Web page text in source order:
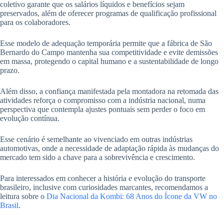
coletivo garante que os salários líquidos e benefícios sejam
preservados, além de oferecer programas de qualificação profissional
para os colaboradores.
Esse modelo de adequação temporária permite que a fábrica de São
Bernardo do Campo mantenha sua competitividade e evite demissões
em massa, protegendo o capital humano e a sustentabilidade de longo
prazo.
Além disso, a confiança manifestada pela montadora na retomada das
atividades reforça o compromisso com a indústria nacional, numa
perspectiva que contempla ajustes pontuais sem perder o foco em
evolução contínua.
Esse cenário é semelhante ao vivenciado em outras indústrias
automotivas, onde a necessidade de adaptação rápida às mudanças do
mercado tem sido a chave para a sobrevivência e crescimento.
Para interessados em conhecer a história e evolução do transporte
brasileiro, inclusive com curiosidades marcantes, recomendamos a
leitura sobre o Dia Nacional da Kombi: 68 Anos do Ícone da VW no
Brasil.